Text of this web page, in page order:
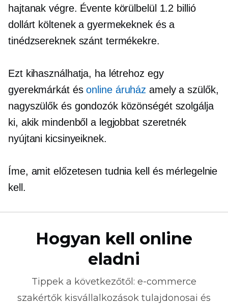
hajtanak végre. Évente körülbelül 1.2 billió
dollárt költenek a gyermekeknek és a
tinédzsereknek szánt termékekre.
Ezt kihasználhatja, ha létrehoz egy
gyerekmárkát ésonline áruház amely a szülők,
nagyszülők és gondozók közönségét szolgálja
ki, akik mindenből a legjobbat szeretnék
nyújtani kicsinyeiknek.
Íme, amit előzetesen tudnia kell és mérlegelnie
kell.
Hogyan kell online
eladni
Tippek a következőtől: e-commerce
szakértők kisvállalkozások tulajdonosai és